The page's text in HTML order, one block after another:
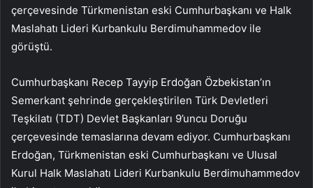
çerçevesinde Türkmenistan eski Cumhurbaşkanı ve Halk
Maslahatı Lideri Kurbankulu Berdimuhammedov ile
görüştü.
Cumhurbaşkanı Recep Tayyip Erdoğan Özbekistan’ın
Semerkant şehrinde gerçekleştirilen Türk Devletleri
Teşkilatı (TDT) Devlet Başkanları 9’uncu Doruğu
çerçevesinde temaslarına devam ediyor. Cumhurbaşkanı
Erdoğan, Türkmenistan eski Cumhurbaşkanı ve Ulusal
Kurul Halk Maslahatı Lideri Kurbankulu Berdimuhammedov